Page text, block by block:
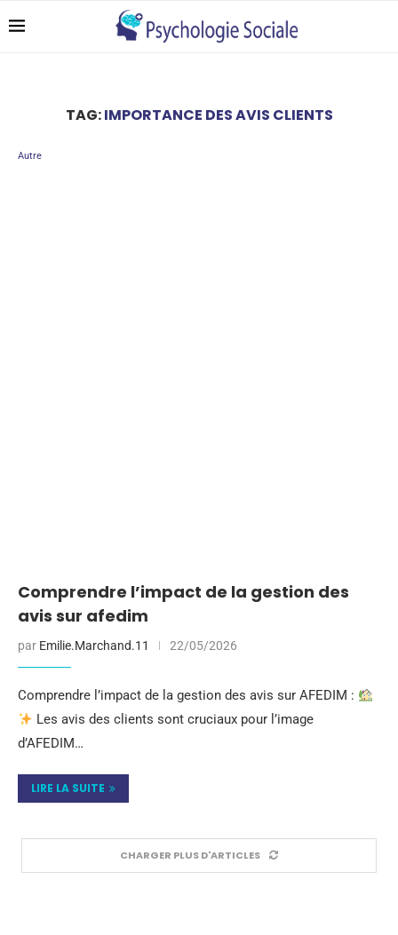
TAG:IMPORTANCE DES AVIS CLIENTS
Autre
Comprendre l’impact de la gestion des
avis sur afedim
par Emilie.Marchand.11 22/05/2026
Comprendre l’impact de la gestion des avis sur AFEDIM :
Les avis des clients sont cruciaux pour l’image
d’AFEDIM…
LIRE LA SUITE
CHARGER PLUS D'ARTICLES